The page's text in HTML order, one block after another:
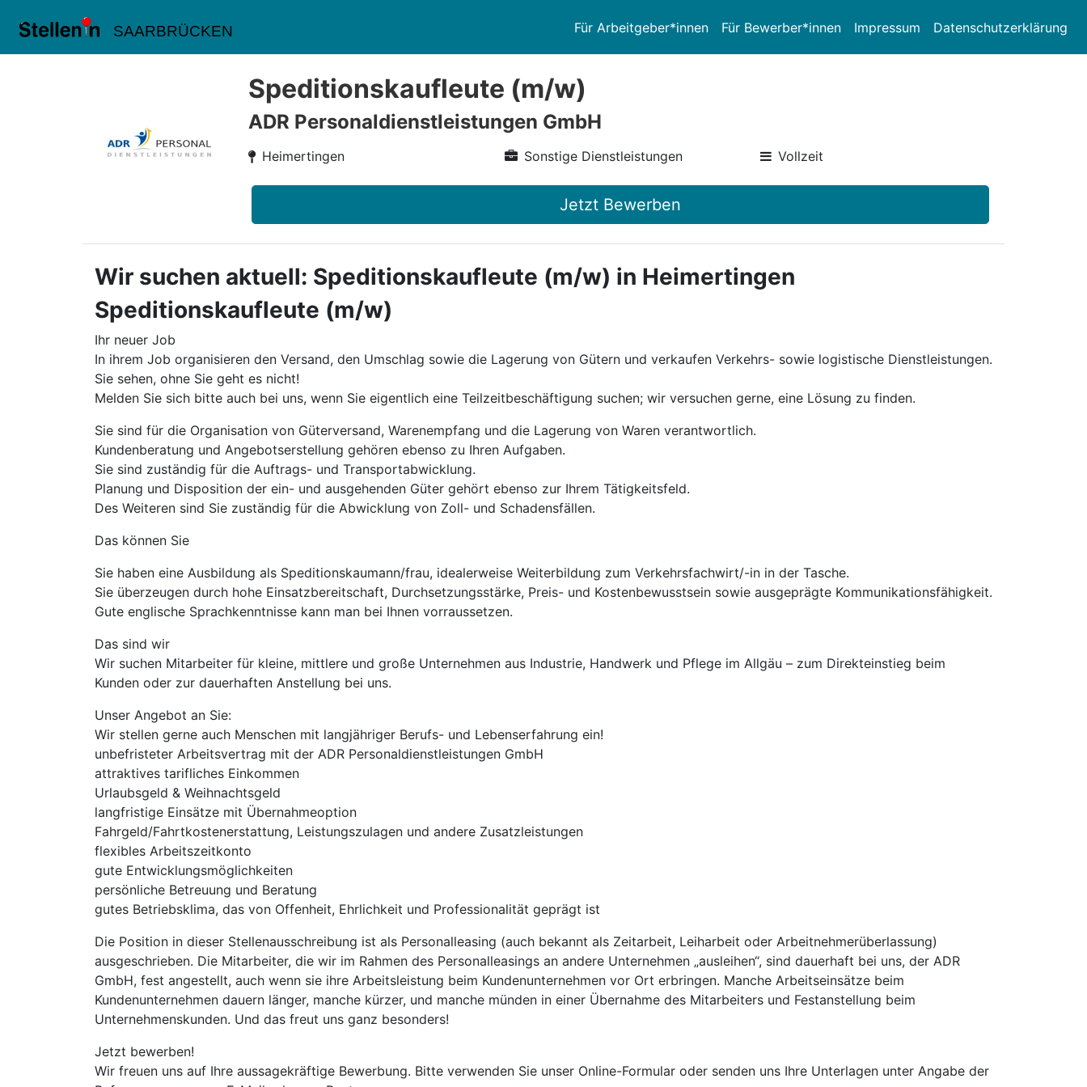
SAARBRÜCKEN Für Arbeitgeber*innen Für Bewerber*innen Impressum Datenschutzerklärung
Speditionskaufleute (m/w)
ADR Personaldienstleistungen GmbH
Heimertingen Sonstige Dienstleistungen Vollzeit
Jetzt Bewerben
Wir suchen aktuell: Speditionskaufleute (m/w) in Heimertingen
Speditionskaufleute (m/w)
Ihr neuer Job
In ihrem Job organisieren den Versand, den Umschlag sowie die Lagerung von Gütern und verkaufen Verkehrs- sowie logistische Dienstleistungen.
Sie sehen, ohne Sie geht es nicht!
Melden Sie sich bitte auch bei uns, wenn Sie eigentlich eine Teilzeitbeschäftigung suchen; wir versuchen gerne, eine Lösung zu finden.
Sie sind für die Organisation von Güterversand, Warenempfang und die Lagerung von Waren verantwortlich.
Kundenberatung und Angebotserstellung gehören ebenso zu Ihren Aufgaben.
Sie sind zuständig für die Auftrags- und Transportabwicklung.
Planung und Disposition der ein- und ausgehenden Güter gehört ebenso zur Ihrem Tätigkeitsfeld.
Des Weiteren sind Sie zuständig für die Abwicklung von Zoll- und Schadensfällen.
Das können Sie
Sie haben eine Ausbildung als Speditionskaumann/frau, idealerweise Weiterbildung zum Verkehrsfachwirt/-in in der Tasche.
Sie überzeugen durch hohe Einsatzbereitschaft, Durchsetzungsstärke, Preis- und Kostenbewusstsein sowie ausgeprägte Kommunikationsfähigkeit.
Gute englische Sprachkenntnisse kann man bei Ihnen vorraussetzen.
Das sind wir
Wir suchen Mitarbeiter für kleine, mittlere und große Unternehmen aus Industrie, Handwerk und Pflege im Allgäu – zum Direkteinstieg beim
Kunden oder zur dauerhaften Anstellung bei uns.
Unser Angebot an Sie:
Wir stellen gerne auch Menschen mit langjähriger Berufs- und Lebenserfahrung ein!
unbefristeter Arbeitsvertrag mit der ADR Personaldienstleistungen GmbH
attraktives tarifliches Einkommen
Urlaubsgeld & Weihnachtsgeld
langfristige Einsätze mit Übernahmeoption
Fahrgeld/Fahrtkostenerstattung, Leistungszulagen und andere Zusatzleistungen
flexibles Arbeitszeitkonto
gute Entwicklungsmöglichkeiten
persönliche Betreuung und Beratung
gutes Betriebsklima, das von Offenheit, Ehrlichkeit und Professionalität geprägt ist
Die Position in dieser Stellenausschreibung ist als Personalleasing (auch bekannt als Zeitarbeit, Leiharbeit oder Arbeitnehmerüberlassung)
ausgeschrieben. Die Mitarbeiter, die wir im Rahmen des Personalleasings an andere Unternehmen „ausleihen“, sind dauerhaft bei uns, der ADR
GmbH, fest angestellt, auch wenn sie ihre Arbeitsleistung beim Kundenunternehmen vor Ort erbringen. Manche Arbeitseinsätze beim
Kundenunternehmen dauern länger, manche kürzer, und manche münden in einer Übernahme des Mitarbeiters und Festanstellung beim
Unternehmenskunden. Und das freut uns ganz besonders!
Jetzt bewerben!
Wir freuen uns auf Ihre aussagekräftige Bewerbung. Bitte verwenden Sie unser Online-Formular oder senden uns Ihre Unterlagen unter Angabe der